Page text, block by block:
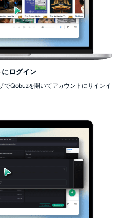
ログイン
でQobuzを開いてアカウントにサインイ